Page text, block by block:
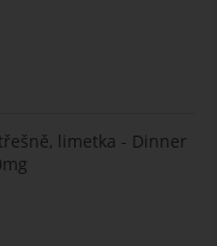
limetka - Dinner